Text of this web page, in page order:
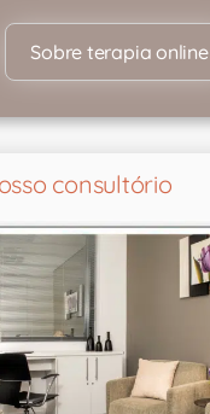
Sobre terapia online
consultório